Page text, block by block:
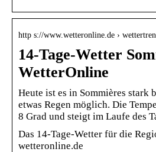
http s://www.wetteronline.de ›
14-Tage-Wetter
WetterOnline
Heute ist es in Sommières stark
etwas Regen möglich. Die
8 Grad und steigt im Laufe des
Das 14-Tage-Wetter für die
wetteronline.de